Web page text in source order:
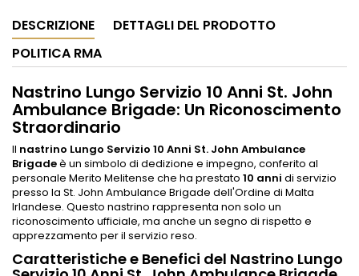
DESCRIZIONE
DETTAGLI DEL PRODOTTO
POLITICA RMA
Nastrino Lungo Servizio 10 Anni St. John
Ambulance Brigade: Un Riconoscimento
Straordinario
Il nastrino Lungo Servizio 10 Anni St. John Ambulance
Brigadeè un simbolo di dedizione e impegno, conferito al
personale Merito Melitense che ha prestato 10 anni di servizio
presso la St. John Ambulance Brigade dell'Ordine di Malta
Irlandese. Questo nastrino rappresenta non solo un
riconoscimento ufficiale, ma anche un segno di rispetto e
apprezzamento per il servizio reso.
Caratteristiche e Benefici del Nastrino Lungo